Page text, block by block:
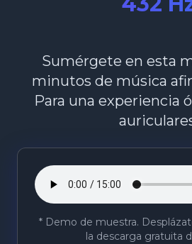
Sumérgete en esta
minutos de música
Para una experiencia
* Demo de muestra.
la descarga gratuita